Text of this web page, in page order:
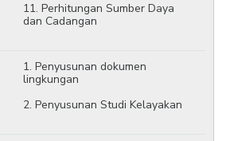
11. Perhitungan Sumber Daya
dan Cadangan
1. Penyusunan dokumen
lingkungan
2. Penyusunan Studi Kelayakan